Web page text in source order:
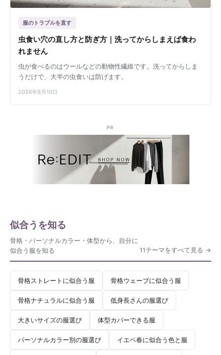
服のトラブルを直す
虫食い穴の直し方と防ぎ方｜洗ってからしまえば食わ
れません
虫が食べるのはウールなどの動物性繊維です。洗ってからしま
うだけで、大半の虫食いは防げます。
2026年8月10日
PR
似合うを知る
骨格・パーソナルカラー・体型から、自分に
似合う服を知る
11テーマをすべて見る
骨格ストレートに似合う服 骨格ウェーブに似合う服
骨格ナチュラルに似合う服 低身長さんの服選び
大きいサイズの服選び 体型カバーできる服
パーソナルカラー別の服選び イエベ春に似合う色と服